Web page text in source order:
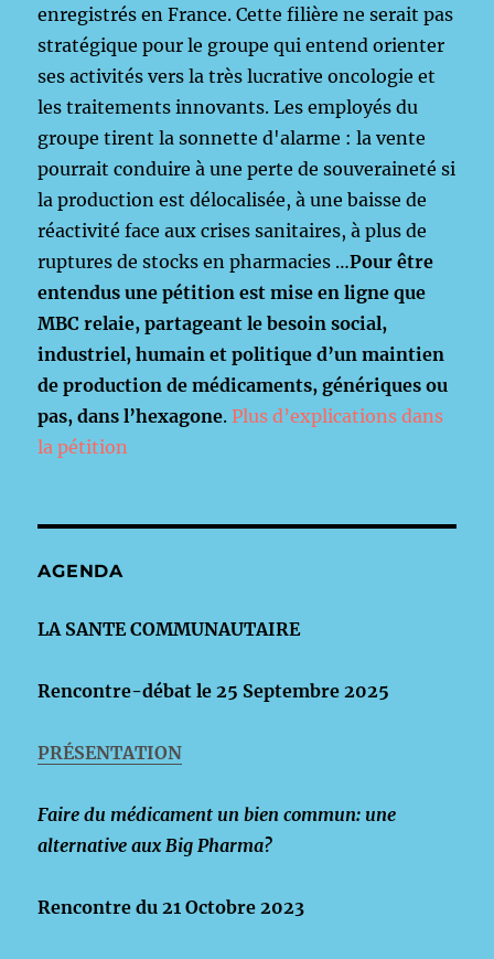
enregistrés en France. Cette filière ne serait pas
stratégique pour le groupe qui entend orienter
ses activités vers la très lucrative oncologie et
les traitements innovants. Les employés du
groupe tirent la sonnette d'alarme : la vente
pourrait conduire à une perte de souveraineté si
la production est délocalisée, à une baisse de
réactivité face aux crises sanitaires, à plus de
ruptures de stocks en pharmacies …Pour être
entendus une pétition est mise en ligne que
MBC relaie, partageant le besoin social,
industriel, humain et politique d’un maintien
de production de médicaments, génériques ou
pas, dans l’hexagone. Plus d’explications dans
la pétition
AGENDA
LA SANTE COMMUNAUTAIRE
Rencontre-débat le 25 Septembre 2025
PRÉSENTATION
Faire du médicament un bien commun: une
alternative aux Big Pharma?
Rencontre du 21 Octobre 2023